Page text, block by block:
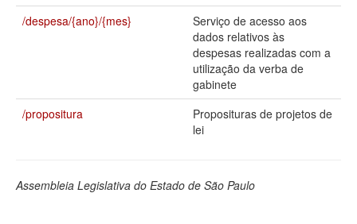
Perguntas frequentes
/despesa/{ano}/{mes}
Serviço de acesso aos
dados relativos às
despesas realizadas com a
utilização da verba de
gabinete
/propositura
Proposituras de projetos de
lei
Assembleia Legislativa do Estado de São Paulo